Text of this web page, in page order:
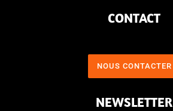
CONTACT
NOUS CONTACTER
NEWSLETTER